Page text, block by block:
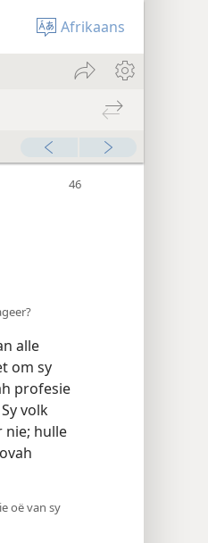
Afrikaans
alle
om sy
profesie
volk
nie; hulle
oë van sy